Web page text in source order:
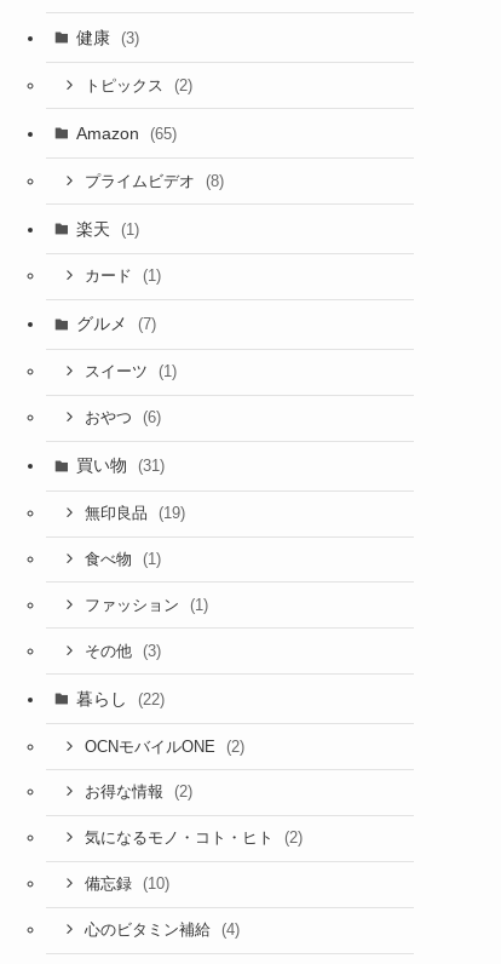
健康 (3)
トピックス (2)
Amazon (65)
プライムビデオ (8)
楽天 (1)
カード (1)
グルメ (7)
スイーツ (1)
おやつ (6)
買い物 (31)
無印良品 (19)
食べ物 (1)
ファッション (1)
その他 (3)
暮らし (22)
OCNモバイルONE (2)
お得な情報 (2)
気になるモノ・コト・ヒト (2)
備忘録 (10)
心のビタミン補給 (4)